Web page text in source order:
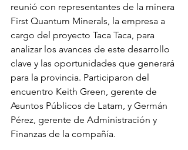
reunió con representantes de la minera
First Quantum Minerals, la empresa a
cargo del proyecto Taca Taca, para
analizar los avances de este desarrollo
clave y las oportunidades que generará
para la provincia. Participaron del
encuentro Keith Green, gerente de
Asuntos Públicos de Latam, y Germán
Pérez, gerente de Administración y
Finanzas de la compañía.